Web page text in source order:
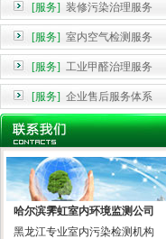
[服务] 装修污染治理服务
[服务] 室内空气检测服务
[服务] 工业甲醛治理服务
[服务] 企业售后服务体系
哈尔滨霁虹室内环境监测公司
黑龙江专业室内污染检测机构